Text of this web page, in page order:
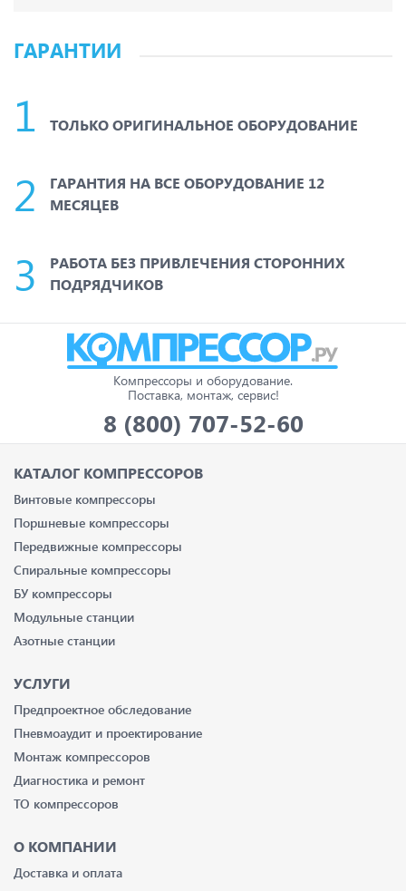
ГАРАНТИИ
ТОЛЬКО ОРИГИНАЛЬНОЕ ОБОРУДОВАНИЕ
ГАРАНТИЯ НА ВСЕ ОБОРУДОВАНИЕ 12
МЕСЯЦЕВ
РАБОТА БЕЗ ПРИВЛЕЧЕНИЯ СТОРОННИХ
ПОДРЯДЧИКОВ
Компрессоры и оборудование.
Поставка, монтаж, сервис!
8 (800) 707-52-60
КАТАЛОГ КОМПРЕССОРОВ
Винтовые компрессоры
Поршневые компрессоры
Передвижные компрессоры
Спиральные компрессоры
БУ компрессоры
Модульные станции
Азотные станции
УСЛУГИ
Предпроектное обследование
Пневмоаудит и проектирование
Монтаж компрессоров
Диагностика и ремонт
ТО компрессоров
О КОМПАНИИ
Доставка и оплата